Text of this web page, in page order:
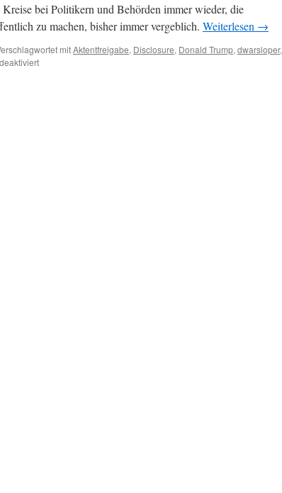
Kreise bei Politikern und Behörden immer wieder, die
zu machen, bisher immer vergeblich. Weiterlesen →
mitAktentfreigabe, Disclosure, Donald Trump, dwarsloper,
für